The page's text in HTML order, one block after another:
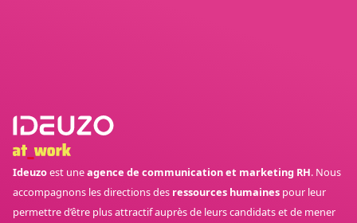
Ideuzoest uneagence de communication et marketing RH. Nous
accompagnons les directions des ressources humaines pour leur
permettre d’être plus attractif auprès de leurs candidats et de mener